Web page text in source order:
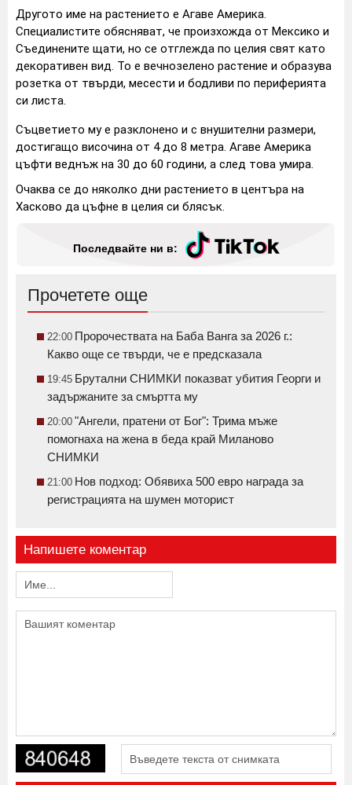
Другото име на растението е Агаве Америка.
Специалистите обясняват, че произхожда от Мексико и
Съединените щати, но се отглежда по целия свят като
декоративен вид. То е вечнозелено растение и образува
розетка от твърди, месести и бодливи по периферията
си листа.
Съцветието му е разклонено и с внушителни размери,
достигащо височина от 4 до 8 метра. Агаве Америка
цъфти веднъж на 30 до 60 години, а след това умира.
Очаква се до няколко дни растението в центъра на
Хасково да цъфне в целия си блясък.
Последвайте ни в:
Прочетете още
22:00 Пророчествата на Баба Ванга за 2026 г.:
Какво още се твърди, че е предсказала
19:45 Брутални СНИМКИ показват убития Георги и
задържаните за смъртта му
20:00 "Ангели, пратени от Бог": Трима мъже
помогнаха на жена в беда край Миланово
СНИМКИ
21:00 Нов подход: Обявиха 500 евро награда за
регистрацията на шумен моторист
Напишете коментар